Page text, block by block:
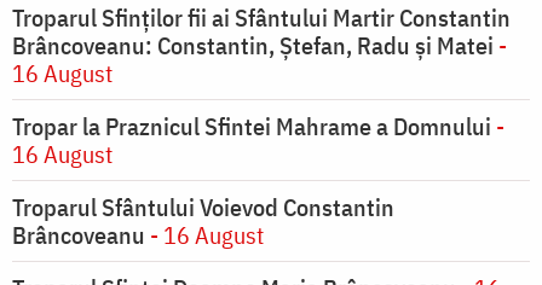
Troparul Sfinților fii ai Sfântului Martir Constantin
Brâncoveanu: Constantin, Ștefan, Radu și Matei -
16 August
Tropar la Praznicul Sfintei Mahrame a Domnului -
16 August
Troparul Sfântului Voievod Constantin
Brâncoveanu - 16 August